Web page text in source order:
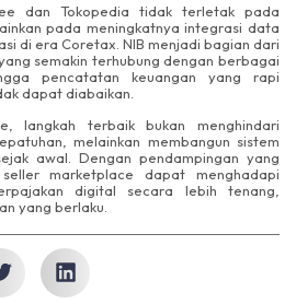
dan Tokopedia tidak terletak pada
pada meningkatnya integrasi data
di era Coretax. NIB menjadi bagian dari
semakin terhubung dengan berbagai
pencatatan keuangan yang rapi
dapat diabaikan.
langkah terbaik bukan menghindari
melainkan membangun sistem
awal. Dengan pendampingan yang
marketplace dapat menghadapi
digital secara lebih tenang,
yang berlaku.